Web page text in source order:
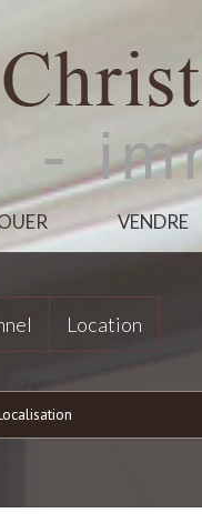
VENDRE
Location